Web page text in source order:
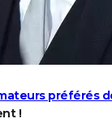
préférés
!